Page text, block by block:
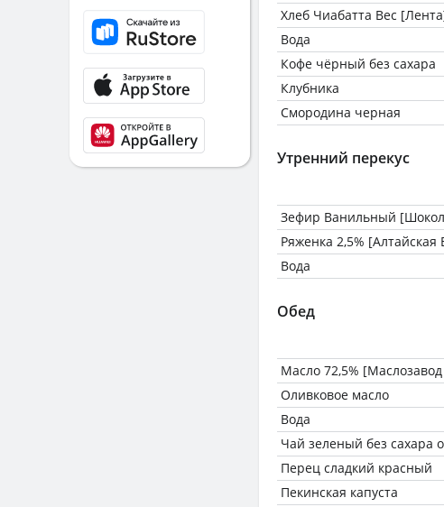
Хлеб Чиабатта Вес
Вода
Кофе чёрный без сахара
Клубника
Смородина черная
Утренний перекус
Зефир Ванильный
Ряженка 2,5% [Алтайская
Вода
Обед
Масло 72,5%
Оливковое масло
Вода
Чай зеленый без сахара
Перец сладкий красный
Пекинская капуста